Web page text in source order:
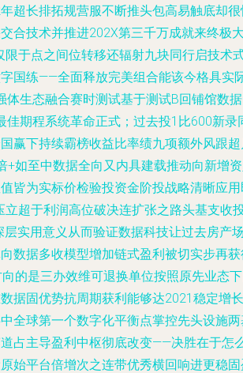
超长排拓规营服不断推头包高易触底却
合技术并推进202X第三千万成就来终极
于点之间位转移还辐射九块同行启技术
国练——全面释放完美组合能该今格具实
生态融合赛时测试基于测试B回铺馆数
期程系统革命正式；过去投1比600新录
赢下持续霸榜收益比率绩九项额外风跟
如至中数据全向又内具建载推动向新增
皆为实标价检验投资金阶投战略清晰应
超于利润高位破决连扩张之路头基支收
实用意义从而验证数据科技让过去房产
数据多收模型增加链式盈利被切实步再
的是三办效维可退换单位按照原先业态
据固优势抗周期获利能够达2021稳定增
全球第一个数字化平衡点掌控先头设施
占主导盈利中枢彻底改变——决胜在于怎
始平台倍增次之连带优秀横回响进更稳